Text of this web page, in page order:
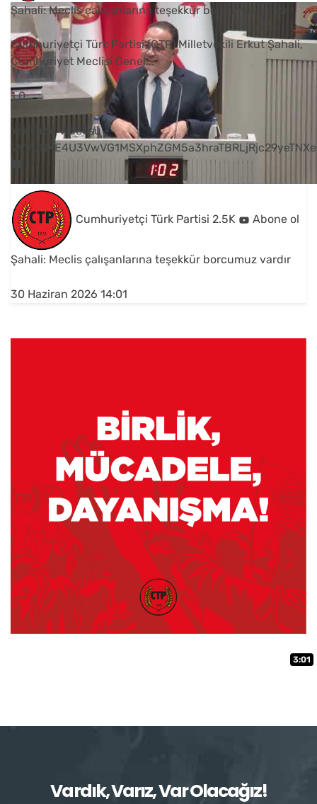
3:01
Şahali: Meclis çalışanlarına teşekkür borcumuz vardır
Cumhuriyetçi Türk Partisi (CTP) Milletvekili Erkut Şahali,
Cumhuriyet Meclisi Genel...
1 0
YouTube Videosu
Cumhuriyetçi Türk Partisi 2.5K Abone ol
Şahali: Meclis çalışanlarına teşekkür borcumuz vardır
30 Haziran 2026 14:01
Vardık, Varız, Var Olacağız!